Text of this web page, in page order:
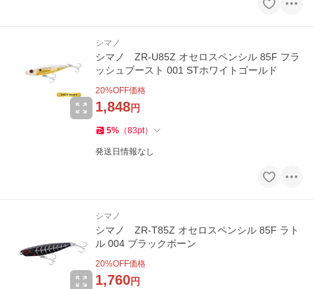
シマノ
シマノ ZR-U85Z オセロスペンシル 85F フラ
ッシュブースト 001 STホワイトゴールド
20%OFF価格
1,848円
5% （83pt）
発送日情報なし
シマノ
シマノ ZR-T85Z オセロスペンシル 85F ラト
ル 004 ブラックボーン
20%OFF価格
1,760円